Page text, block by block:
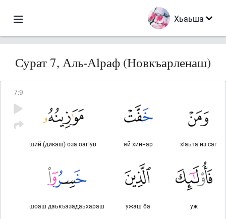
Хьаьша
Сурат 7, Аль-Аlраф (Новкъарленаш)
7:9
хlаьта из саг
яй хиннар
ший (дикаш) оза оагlув
уж
ужаш ба
шоаш даькъазадаьхараш